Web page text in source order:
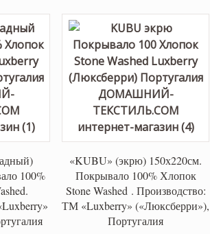
100%
«KUBU» (экрю) 150х220см.
Покрывало 100% Хлопок
Stone Washed . Производство:
ТМ «Luxberry» («Люксберри»),
Португалия